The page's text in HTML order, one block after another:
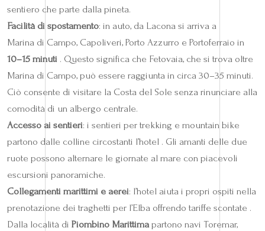
sentiero che parte dalla pineta.
Facilità di spostamento: in auto, da Lacona si arriva a
Marina di Campo, Capoliveri, Porto Azzurro e Portoferraio in
10–15 minuti . Questo significa che Fetovaia, che si trova oltre
Marina di Campo, può essere raggiunta in circa 30–35 minuti.
Ciò consente di visitare la Costa del Sole senza rinunciare alla
comodità di un albergo centrale.
Accesso ai sentieri: i sentieri per trekking e mountain bike
partono dalle colline circostanti l’hotel . Gli amanti delle due
ruote possono alternare le giornate al mare con piacevoli
escursioni panoramiche.
Collegamenti marittimi e aerei: l’hotel aiuta i propri ospiti nella
prenotazione dei traghetti per l’Elba offrendo tariffe scontate .
Dalla località di Piombino Marittimapartono navi Toremar,